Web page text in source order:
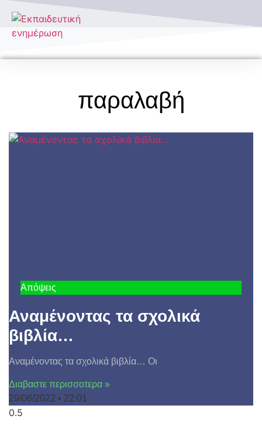
παραλαβή
Απόψεις
Αναμένοντας τα σχολικά
βιβλία…
Αναμένοντας τα σχολικά βιβλία… Οι
Διαβαστε περισσοτερα »
29/06/2022
22:01